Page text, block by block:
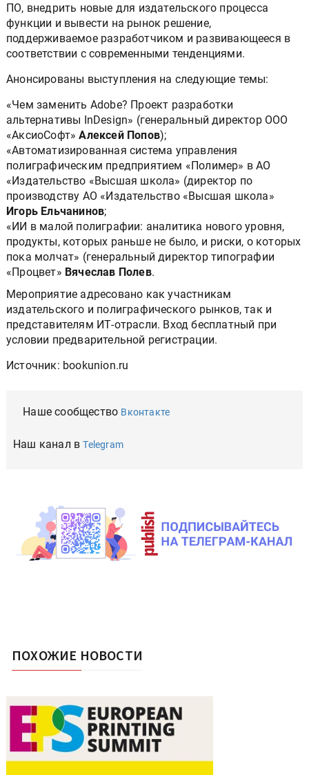
ПО, внедрить новые для издательского процесса
функции и вывести на рынок решение,
поддерживаемое разработчиком и развивающееся в
соответствии с современными тенденциями.
Анонсированы выступления на следующие темы:
«Чем заменить Adobe? Проект разработки
альтернативы InDesign» (генеральный директор ООО
«АксиоСофт»Алексей Попов);
«Автоматизированная система управления
полиграфическим предприятием «Полимер» в АО
«Издательство «Высшая школа» (директор по
производству АО «Издательство «Высшая школа»
Игорь Ельчанинов;
«ИИ в малой полиграфии: аналитика нового уровня,
продукты, которых раньше не было, и риски, о которых
пока молчат» (генеральный директор типографии
«Процвет» Вячеслав Полев.
Мероприятие адресовано как участникам
издательского и полиграфического рынков, так и
представителям ИТ-отрасли. Вход бесплатный при
условии предварительной регистрации.
Источник: bookunion.ru
Наше сообщество Вконтакте
Наш канал вTelegram
ПОХОЖИЕ НОВОСТИ